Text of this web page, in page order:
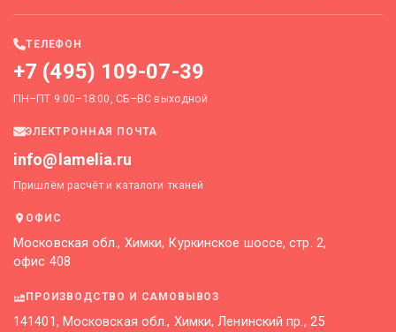
ТЕЛЕФОН
+7 (495) 109-07-39
ПН–ПТ 9:00–18:00, СБ–ВС выходной
ЭЛЕКТРОННАЯ ПОЧТА
info@lamelia.ru
Пришлём расчёт и каталоги тканей
ОФИС
Московская обл., Химки, Куркинское шоссе, стр. 2,
офис 408
ПРОИЗВОДСТВО И САМОВЫВОЗ
141401, Московская обл., Химки, Ленинский пр., 25